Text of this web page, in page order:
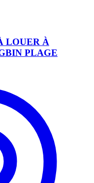
LOUER À
PLAGE